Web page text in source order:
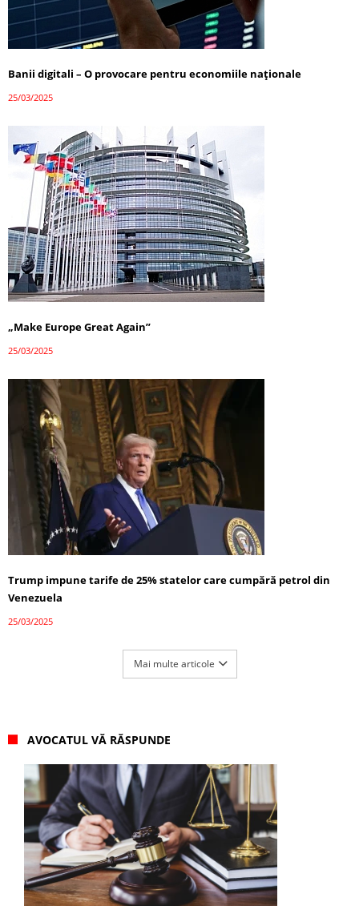
Banii digitali – O provocare pentru economiile naționale
25/03/2025
„Make Europe Great Again”
25/03/2025
Trump impune tarife de 25% statelor care cumpără petrol din
Venezuela
25/03/2025
Mai multe articole
AVOCATUL VĂ RĂSPUNDE